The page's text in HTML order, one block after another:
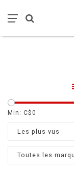
Min: C$0
Les plus vus
Toutes les